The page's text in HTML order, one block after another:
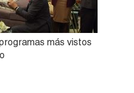
más vistos